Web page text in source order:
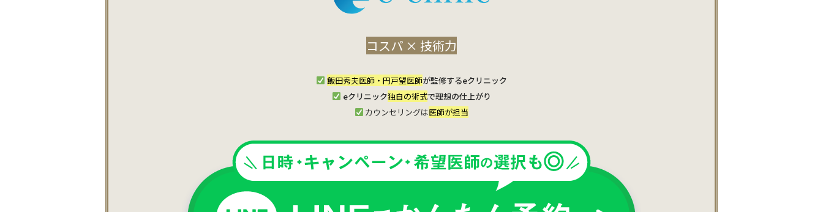
コスパ × 技術力
飯田秀夫医師・円戸望医師が監修するeクリニック
eクリニック独自の術式で理想の仕上がり
カウンセリングは医師が担当